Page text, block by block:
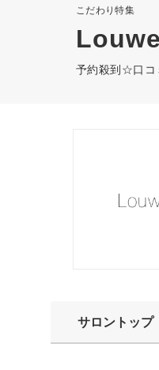
こだわり特集
予約殺到☆口コ
サロントップ